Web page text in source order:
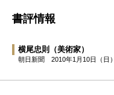
書評情報
横尾忠則 （美術家）
朝日新聞 2010年1月10日（日）